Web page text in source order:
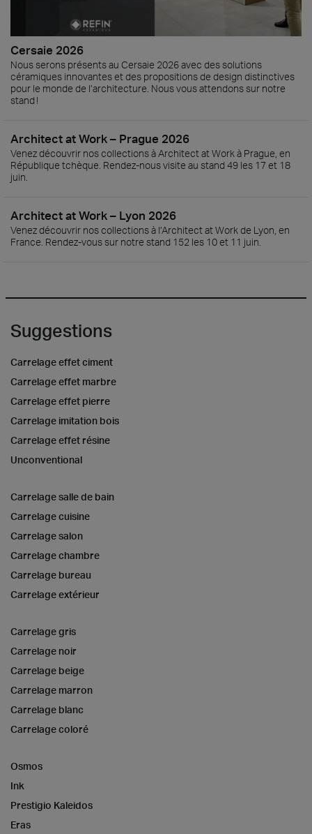
Cersaie 2026
Nous serons présents au Cersaie 2026 avec des solutions
céramiques innovantes et des propositions de design distinctives
pour le monde de l’architecture. Nous vous attendons sur notre
stand !
Architect at Work – Prague 2026
Venez découvrir nos collections à Architect at Work à Prague, en
République tchèque. Rendez-nous visite au stand 49 les 17 et 18
juin.
Architect at Work – Lyon 2026
Venez découvrir nos collections à l’Architect at Work de Lyon, en
France. Rendez-vous sur notre stand 152 les 10 et 11 juin.
Suggestions
Carrelage effet ciment
Carrelage effet marbre
Carrelage effet pierre
Carrelage imitation bois
Carrelage effet résine
Unconventional
Carrelage salle de bain
Carrelage cuisine
Carrelage salon
Carrelage chambre
Carrelage bureau
Carrelage extérieur
Carrelage gris
Carrelage noir
Carrelage beige
Carrelage marron
Carrelage blanc
Carrelage coloré
Osmos
Ink
Prestigio Kaleidos
Eras